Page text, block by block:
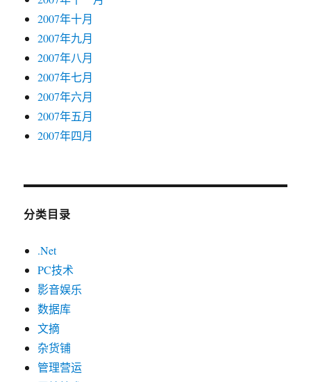
2007年十月
2007年九月
2007年八月
2007年七月
2007年六月
2007年五月
2007年四月
分类目录
.Net
PC技术
影音娱乐
数据库
文摘
杂货铺
管理营运